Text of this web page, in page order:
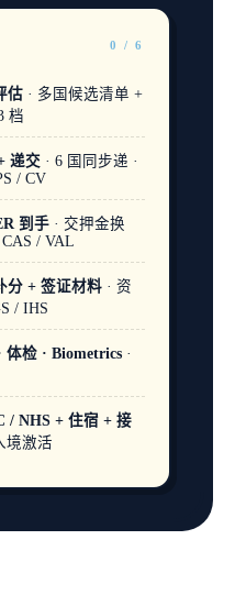
0 / 6
估· 多国候选清单 +
档
递交· 6 国同步递 ·
/ CV
到手· 交押金换
/ VAL
分 + 签证材料· 资
/ IHS
体检 · Biometrics·
/ NHS + 住宿 + 接
境激活